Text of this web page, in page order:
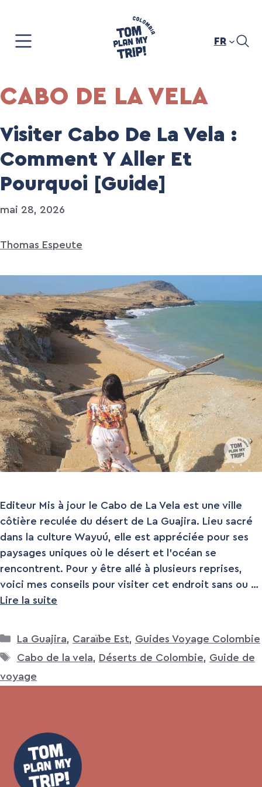
contenu
FR
CABO DE LA VELA
Visiter Cabo De La Vela :
Comment Y Aller Et
Pourquoi [Guide]
mai 28, 2026
Thomas Espeute
Editeur Mis à jour le Cabo de La Vela est une ville
côtière reculée du désert de La Guajira. Lieu sacré
dans la culture Wayuú, elle est appréciée pour ses
paysages uniques où le désert et l’océan se
rencontrent. Pour y être allé à plusieurs reprises,
voici mes conseils pour visiter cet endroit sans ou …
Lire la suite
Catégories
La Guajira, Caraïbe Est, Guides Voyage Colombie
Étiquettes
Cabo de la vela, Déserts de Colombie, Guide de
voyage